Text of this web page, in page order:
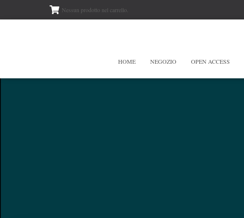
Nessun prodotto nel carrello.
HOME NEGOZIO OPEN ACCESS